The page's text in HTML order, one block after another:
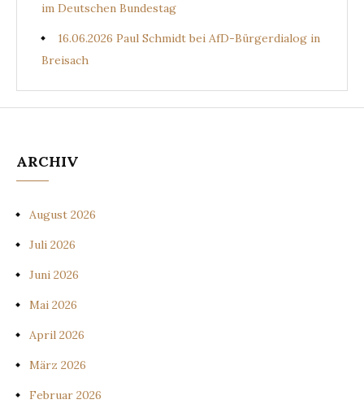
im Deutschen Bundestag
16.06.2026 Paul Schmidt bei AfD-Bürgerdialog in
Breisach
ARCHIV
August 2026
Juli 2026
Juni 2026
Mai 2026
April 2026
März 2026
Februar 2026